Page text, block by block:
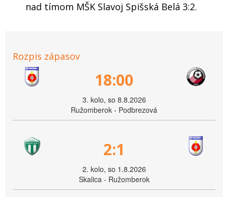
nad tímom MŠK Slavoj Spišská Belá 3:2.
Rozpis zápasov
18:00
3. kolo, so 8.8.2026
Ružomberok - Podbrezová
2:1
2. kolo, so 1.8.2026
Skalica - Ružomberok